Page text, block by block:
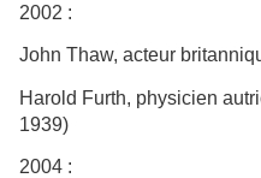
2002 :
John Thaw, acteur
Harold Furth, physicien
1939)
2004 :